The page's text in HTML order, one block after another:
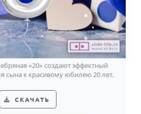
«20» создают эффектный
сына к красивому юбилею 20 лет.
СКАЧАТЬ